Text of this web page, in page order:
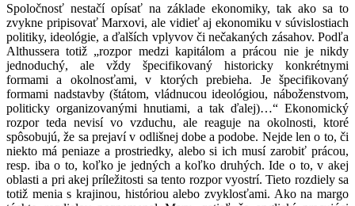
Spoločnosť nestačí opísať na základe ekonomiky, tak ako sa to
zvykne pripisovať Marxovi, ale vidieť aj ekonomiku v súvislostiach
politiky, ideológie, a ďalších vplyvov či nečakaných zásahov. Podľa
Althussera totiž „rozpor medzi kapitálom a prácou nie je nikdy
jednoduchý, ale vždy špecifikovaný historicky konkrétnymi
formami a okolnosťami, v ktorých prebieha. Je špecifikovaný
formami nadstavby (štátom, vládnucou ideológiou, náboženstvom,
politicky organizovanými hnutiami, a tak ďalej)…“ Ekonomický
rozpor teda nevisí vo vzduchu, ale reaguje na okolnosti, ktoré
spôsobujú, že sa prejaví v odlišnej dobe a podobe. Nejde len o to, či
niekto má peniaze a prostriedky, alebo si ich musí zarobiť prácou,
resp. iba o to, koľko je jedných a koľko druhých. Ide o to, v akej
oblasti a pri akej príležitosti sa tento rozpor vyostrí. Tieto rozdiely sa
totiž menia s krajinou, históriou alebo zvyklosťami. Ako na margo